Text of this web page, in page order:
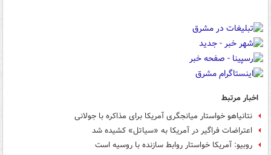
اخبار مرتبط
نتانیاهو خواستار میانجگری آمریکا برای مذاکره با جولانی
اعتراضات فراگیر در آمریکا به «سیاتل» کشیده شد
روبیو: آمریکا خواستار روابط سازنده با روسیه است